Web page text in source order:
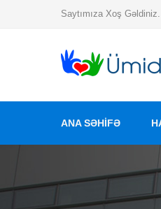
Saytımıza Xoş
ANA SƏHİFƏ